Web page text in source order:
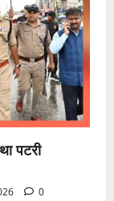
पटरी
0